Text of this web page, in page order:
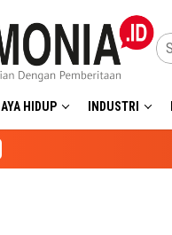
HIDUP INDUSTRI